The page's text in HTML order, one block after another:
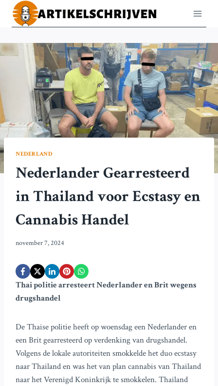
Doorgaan
naar
NEDERLAND
Nederlander Gearresteerd
in Thailand voor Ecstasy en
Cannabis Handel
november 7, 2024
Thai politie arresteert Nederlander en Brit wegens
drugshandel
De Thaise politie heeft op woensdag een Nederlander en
een Brit gearresteerd op verdenking van drugshandel.
Volgens de lokale autoriteiten smokkelde het duo ecstasy
naar Thailand en was het van plan cannabis van Thailand
naar het Verenigd Koninkrijk te smokkelen. Thailand